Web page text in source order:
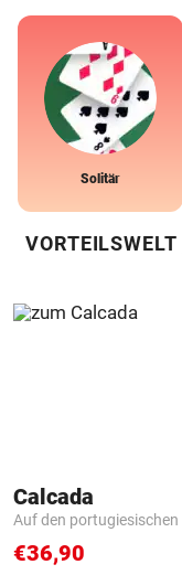
Solitär
Calcada
Auf den portugiesischen
€36,90